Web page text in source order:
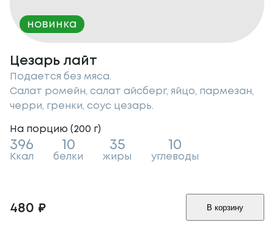
новинка
Цезарь лайт
Подается без мяса.
Салат ромейн, салат айсберг, яйцо, пармезан,
черри, гренки, соус цезарь.
На порцию (200 г)
396
Ккал
10
белки
35
жиры
10
углеводы
480 ₽ В корзину